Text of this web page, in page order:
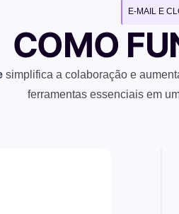
E-MAIL E
COMO
simplifica a colaboração e
ferramentas essenciais em